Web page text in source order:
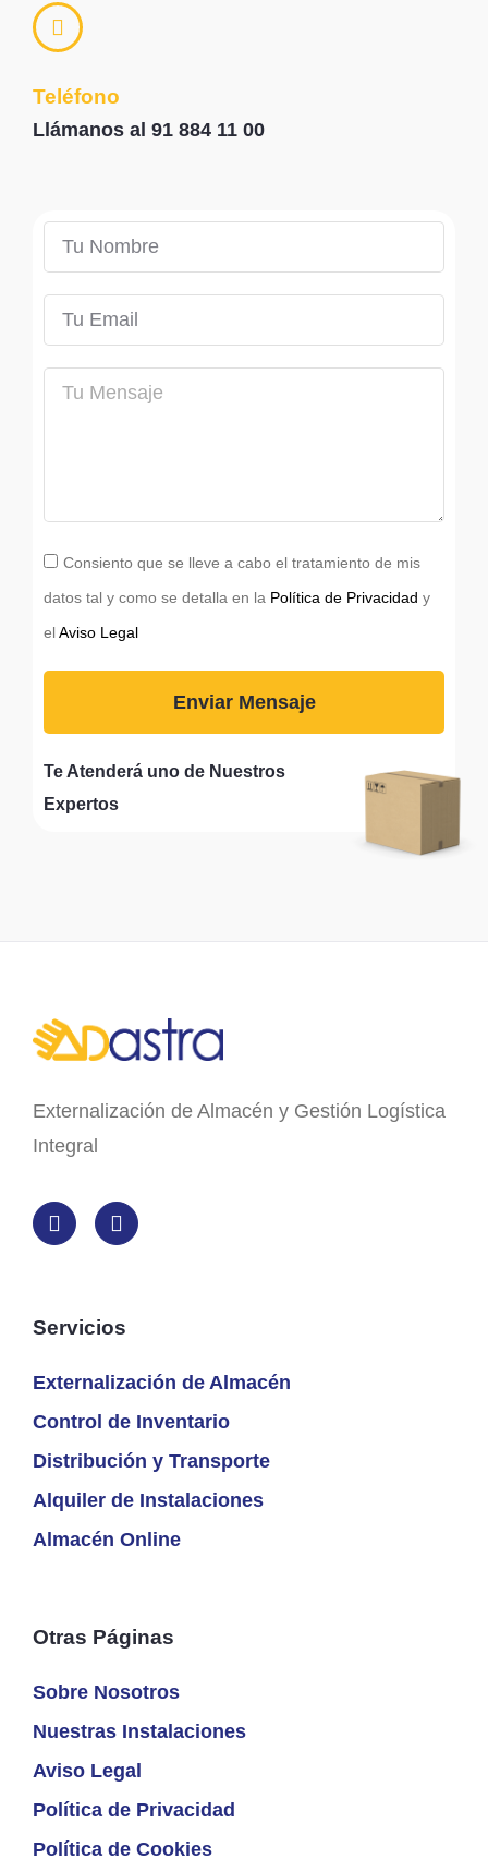
Teléfono
Llámanos al 91 884 11 00
Consiento que se lleve a cabo el tratamiento de mis
datos tal y como se detalla en la Política de Privacidad y
elAviso Legal
Enviar Mensaje
Te Atenderá uno de Nuestros
Expertos
Externalización de Almacén y Gestión Logística
Integral
Servicios
Externalización de Almacén
Control de Inventario
Distribución y Transporte
Alquiler de Instalaciones
Almacén Online
Otras Páginas
Sobre Nosotros
Nuestras Instalaciones
Aviso Legal
Política de Privacidad
Política de Cookies